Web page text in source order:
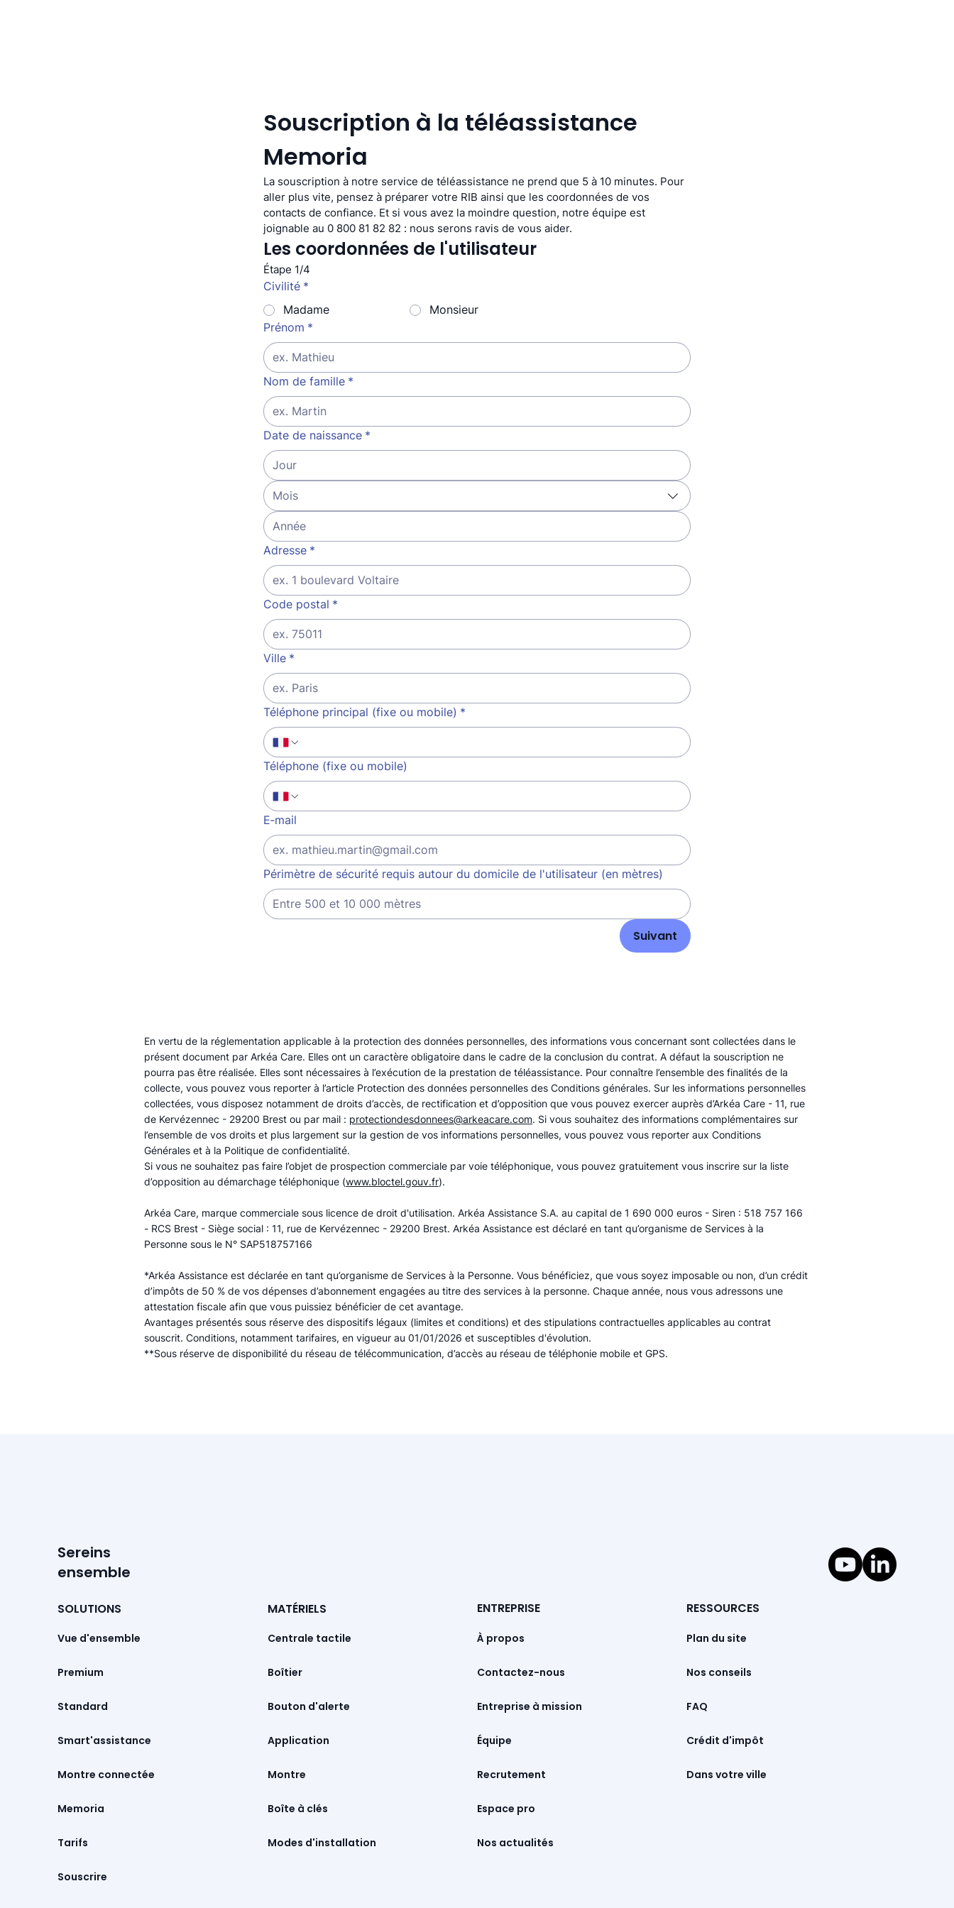
Souscription à la téléassistance
Memoria
La souscription à notre service de téléassistance ne prend que 5 à 10 minutes. Pour
aller plus vite, pensez à préparer votre RIB ainsi que les coordonnées de vos
contacts de confiance. Et si vous avez la moindre question, notre équipe est
joignable au 0 800 81 82 82 : nous serons ravis de vous aider.
Les coordonnées de l'utilisateur
Étape 1/4
Civilité *
Madame
Monsieur
Prénom *
Nom de famille *
Date de naissance *
Mois
Adresse *
Code postal *
Ville *
Téléphone principal (fixe ou mobile) *
Téléphone (fixe ou mobile)
E‑mail
Périmètre de sécurité requis autour du domicile de l'utilisateur (en mètres)
Suivant
En vertu de la réglementation applicable à la protection des données personnelles, des informations vous concernant sont collectées dans le
présent document par Arkéa Care. Elles ont un caractère obligatoire dans le cadre de la conclusion du contrat. A défaut la souscription ne
pourra pas être réalisée. Elles sont nécessaires à l’exécution de la prestation de téléassistance. Pour connaître l’ensemble des finalités de la
collecte, vous pouvez vous reporter à l’article Protection des données personnelles des Conditions générales. Sur les informations personnelles
collectées, vous disposez notamment de droits d’accès, de rectification et d’opposition que vous pouvez exercer auprès d’Arkéa Care - 11, rue
de Kervézennec - 29200 Brest ou par mail : protectiondesdonnees@arkeacare.com. Si vous souhaitez des informations complémentaires sur
l’ensemble de vos droits et plus largement sur la gestion de vos informations personnelles, vous pouvez vous reporter aux Conditions
Générales et à la Politique de confidentialité.
Si vous ne souhaitez pas faire l’objet de prospection commerciale par voie téléphonique, vous pouvez gratuitement vous inscrire sur la liste
d’opposition au démarchage téléphonique (www.bloctel.gouv.fr).
​Arkéa Care, marque commerciale sous licence de droit d'utilisation. Arkéa Assistance S.A. au capital de 1 690 000 euros - Siren : 518 757 166
- RCS Brest - Siège social : 11, rue de Kervézennec - 29200 Brest. Arkéa Assistance est déclaré en tant qu’organisme de Services à la
Personne sous le N° SAP518757166
*Arkéa Assistance est déclarée en tant qu’organisme de Services à la Personne. Vous bénéficiez, que vous soyez imposable ou non, d’un crédit
d’impôts de 50 % de vos dépenses d’abonnement engagées au titre des services à la personne. Chaque année, nous vous adressons une
attestation fiscale afin que vous puissiez bénéficier de cet avantage.
Avantages présentés sous réserve des dispositifs légaux (limites et conditions) et des stipulations contractuelles applicables au contrat
souscrit. Conditions, notamment tarifaires, en vigueur au 01/01/2026 et susceptibles d'évolution.
**Sous réserve de disponibilité du réseau de télécommunication, d’accès au réseau de téléphonie mobile et GPS.
Sereins
ensemble
SOLUTIONS
Vue d'ensemble
Premium
Standard
Smart'assistance
Montre connectée
Memoria
Tarifs
Souscrire
MATÉRIELS
Centrale tactile
Boîtier
Bouton d'alerte
Montre
Boîte à clés
Modes d'installation
ENTREPRISE
À propos
Contactez-nous
Entreprise à mission
Équipe
Recrutement
Espace pro
Nos actualités
RESSOURCES
Plan du site
Nos conseils
FAQ
Crédit d'impôt
Dans votre ville